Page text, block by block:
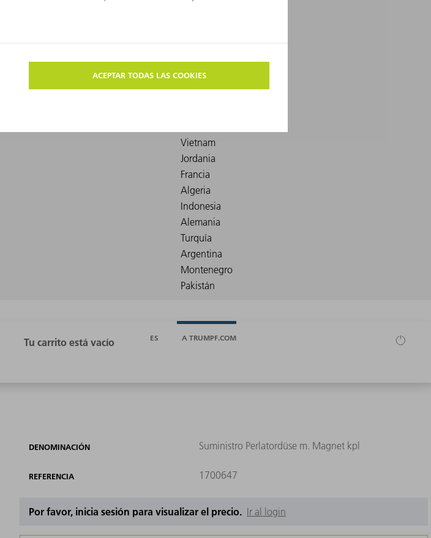
ES A TRUMPF.COM
DENOMINACIÓN Suministro Perlatordüse m. Magnet kpl
REFERENCIA 1700647
Por favor, inicia sesión para visualizar el precio. Ir al login